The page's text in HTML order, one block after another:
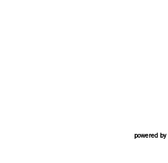
powered by